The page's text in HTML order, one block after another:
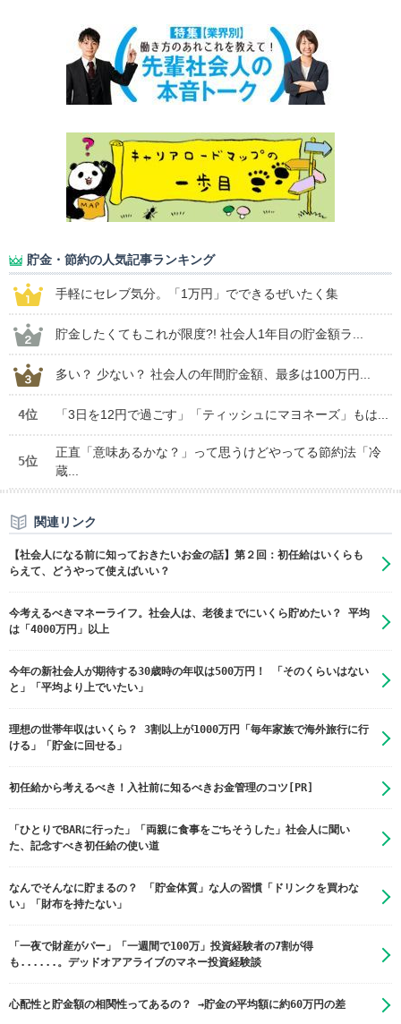
貯金・節約の人気記事ランキング
手軽にセレブ気分。「1万円」でできるぜいたく集
貯金したくてもこれが限度?! 社会人1年目の貯金額ラ...
多い？ 少ない？ 社会人の年間貯金額、最多は100万円...
4位 「3日を12円で過ごす」「ティッシュにマヨネーズ」もは...
5位
正直「意味あるかな？」って思うけどやってる節約法「冷
蔵...
関連リンク
【社会人になる前に知っておきたいお金の話】第２回：初任給はいくらも
らえて、どうやって使えばいい？
今考えるべきマネーライフ。社会人は、老後までにいくら貯めたい？ 平均
は「4000万円」以上
今年の新社会人が期待する30歳時の年収は500万円！ 「そのくらいはない
と」「平均より上でいたい」
理想の世帯年収はいくら？ 3割以上が1000万円「毎年家族で海外旅行に行
ける」「貯金に回せる」
初任給から考えるべき！入社前に知るべきお金管理のコツ[PR]
「ひとりでBARに行った」「両親に食事をごちそうした」社会人に聞い
た、記念すべき初任給の使い道
なんでそんなに貯まるの？ 「貯金体質」な人の習慣「ドリンクを買わな
い」「財布を持たない」
「一夜で財産がパー」「一週間で100万」投資経験者の7割が得
も......。デッドオアアライブのマネー投資経験談
心配性と貯金額の相関性ってあるの？ →貯金の平均額に約60万円の差